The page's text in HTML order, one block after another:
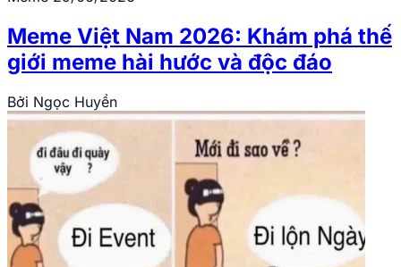
Meme Việt Nam 2026: Khám phá thế
giới meme hài hước và độc đáo
Bởi Ngọc Huyền